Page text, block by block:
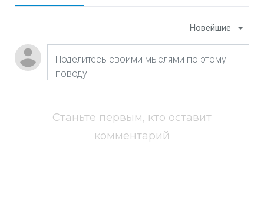
Новейшие
Станьте первым, кто оставит
комментарий